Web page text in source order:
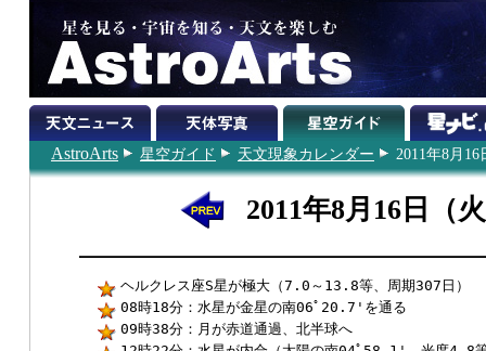
AstroArts 星空ガイド 天文現象カレンダー 2011年8月16
2011年8月16日（
ヘルクレス座S星が極大（7.0～13.8等、周期307日）
08時18分：水星が金星の南06ﾟ20.7'を通る
09時38分：月が赤道通過、北半球へ